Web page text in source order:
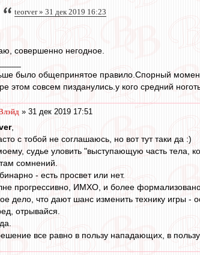
teorver » 31 дек 2019 16:23
совершенно негодное.
было общепринятое правило.Спорный момент
этом совсем пизданулись.у кого средний
» 31 дек 2019 17:51
,
с тобой не соглашаюсь, но вот тут таки да :)
судье уловить "выступающую часть тела,
сомнений.
- есть просвет или нет.
прогрессивно, ИМХО, и более
дело, что дают шанс изменить технику игры -
отрывайся.
все равно в пользу нападающих, в